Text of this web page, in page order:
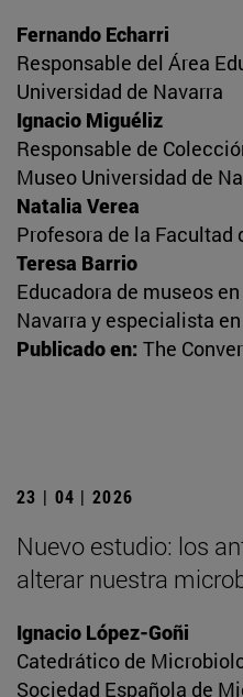
Fernando Echarri
Responsable del Área
Universidad de Navarra
Ignacio Miguéliz
Responsable de
Museo Universidad de
Natalia Verea
Profesora de la
Teresa Barrio
Educadora de museos
Navarra y especialista
Publicado en: The
23 | 04 | 2026
Nuevo estudio: los
alterar nuestra
Ignacio López-Goñi
Catedrático de
Sociedad Española de